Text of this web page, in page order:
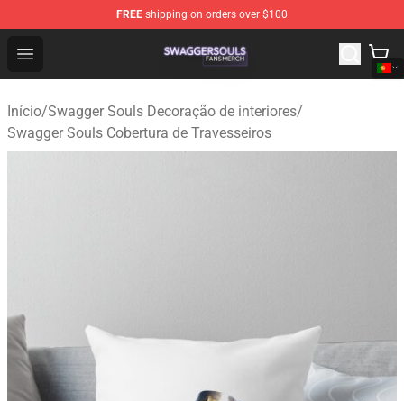
FREE shipping on orders over $100
Open menu
Swagger Souls Shop - Official Swagger Souls
Início/Swagger Souls Decoração de interiores/
Swagger Souls Cobertura de Travesseiros